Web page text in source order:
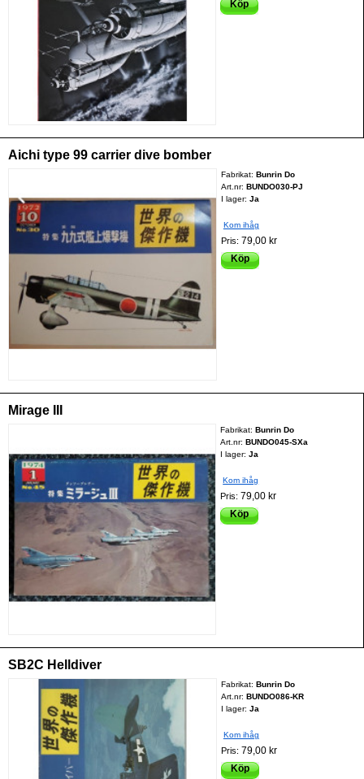
Köp
Aichi type 99 carrier dive bomber
Fabrikat: Bunrin Do
Art.nr: BUNDO030-PJ
I lager: Ja
Kom ihåg
Pris: 79,00 kr
Köp
Mirage III
Fabrikat:Bunrin Do
Art.nr:BUNDO045-SXa
I lager: Ja
Kom ihåg
Pris:79,00 kr
Köp
SB2C Helldiver
Fabrikat: Bunrin Do
Art.nr: BUNDO086-KR
I lager: Ja
Kom ihåg
Pris: 79,00 kr
Köp